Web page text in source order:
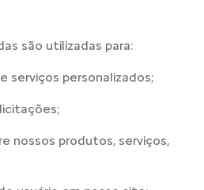
são utilizadas para:
serviços personalizados;
nossos produtos, serviços,